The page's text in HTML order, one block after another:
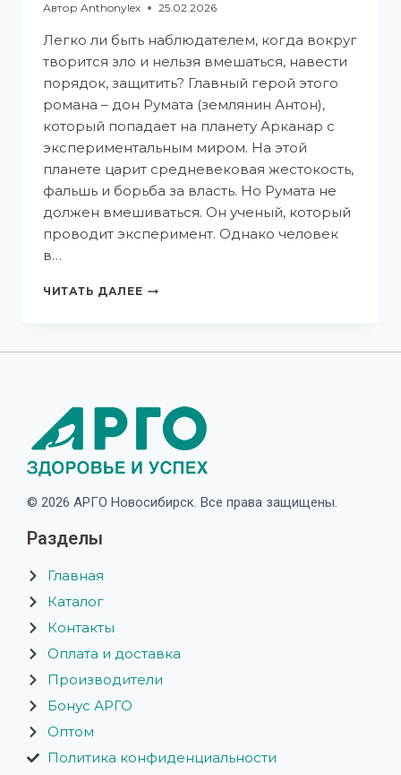
Автор Anthonylex 25.02.2026
Легко ли быть наблюдателем, когда вокруг
творится зло и нельзя вмешаться, навести
порядок, защитить? Главный герой этого
романа – дон Румата (землянин Антон),
который попадает на планету Арканар с
экспериментальным миром. На этой
планете царит средневековая жестокость,
фальшь и борьба за власть. Но Румата не
должен вмешиваться. Он ученый, который
проводит эксперимент. Однако человек
в…
ЧИТАТЬ ДАЛЕЕ
© 2026 АРГО Новосибирск. Все права защищены.
Разделы
Главная
Каталог
Контакты
Оплата и доставка
Производители
Бонус АРГО
Оптом
Политика конфиденциальности